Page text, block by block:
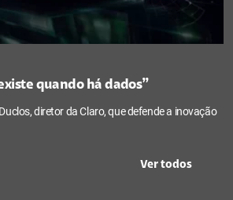
quando há dados”
diretor da Claro, que defende a inovação
Ver todos